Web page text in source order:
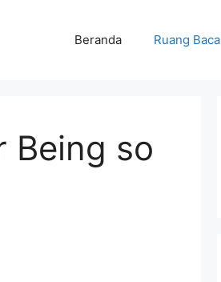
Beranda Ruang Baca
Being so